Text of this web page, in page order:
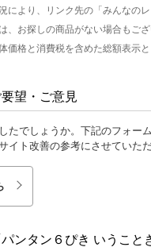
より、リンク先の「みんなの
お探しの商品がない場合もご
価格と消費税を含めた総額表示
望・ご意見
たでしょうか。下記のフォー
イト改善の参考にさせていただ
ンタン６ぴき いうこ